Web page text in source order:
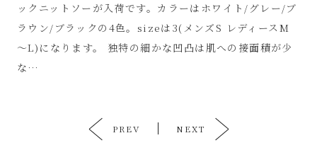
ックニットソーが入荷です。カラーはホワイト/グレー/ブ
ラウン/ブラックの4色。sizeは3(メンズS レディースM
～L)になります。 独特の細かな凹凸は肌への接面積が少
な…
PREV NEXT